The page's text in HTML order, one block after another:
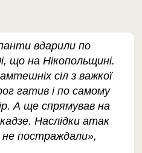
вдарили по
що на Нікопольщині.
сіл з важкої
гатив і по самому
А ще спрямував на
Наслідки атак
постраждали»,